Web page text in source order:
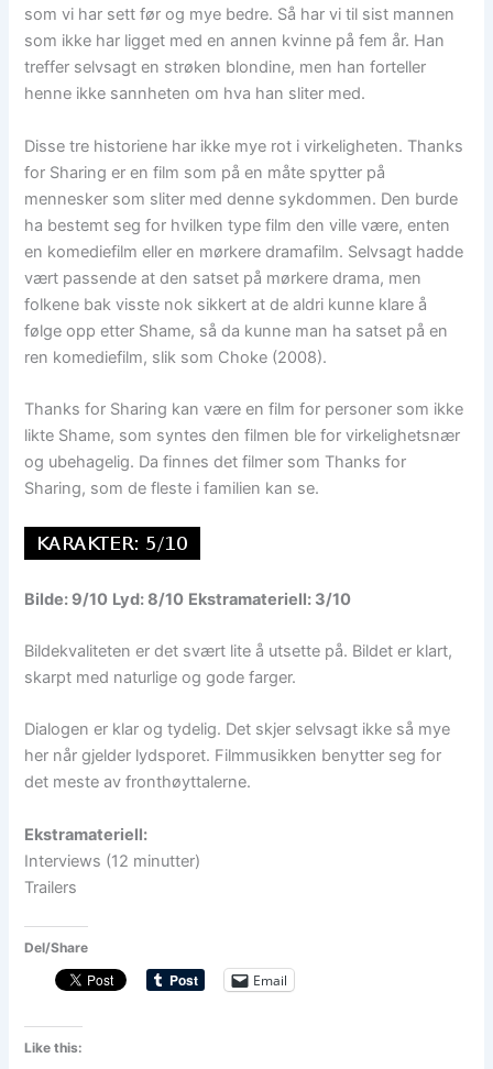
som vi har sett før og mye bedre. Så har vi til sist mannen
som ikke har ligget med en annen kvinne på fem år. Han
treffer selvsagt en strøken blondine, men han forteller
henne ikke sannheten om hva han sliter med.
Disse tre historiene har ikke mye rot i virkeligheten. Thanks
for Sharing er en film som på en måte spytter på
mennesker som sliter med denne sykdommen. Den burde
ha bestemt seg for hvilken type film den ville være, enten
en komediefilm eller en mørkere dramafilm. Selvsagt hadde
vært passende at den satset på mørkere drama, men
folkene bak visste nok sikkert at de aldri kunne klare å
følge opp etter Shame, så da kunne man ha satset på en
ren komediefilm, slik som Choke (2008).
Thanks for Sharing kan være en film for personer som ikke
likte Shame, som syntes den filmen ble for virkelighetsnær
og ubehagelig. Da finnes det filmer som Thanks for
Sharing, som de fleste i familien kan se.
Bilde: 9/10 Lyd: 8/10 Ekstramateriell: 3/10
Bildekvaliteten er det svært lite å utsette på. Bildet er klart,
skarpt med naturlige og gode farger.
Dialogen er klar og tydelig. Det skjer selvsagt ikke så mye
her når gjelder lydsporet. Filmmusikken benytter seg for
det meste av fronthøyttalerne.
Ekstramateriell:
Interviews (12 minutter)
Trailers
Del/Share
Email
Like this: